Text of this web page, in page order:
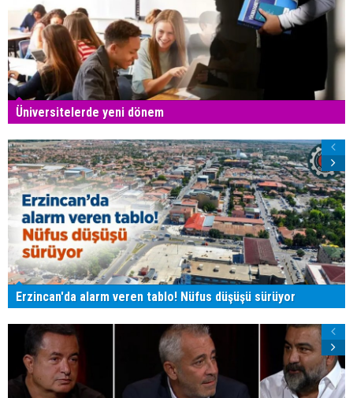
Üniversitelerde yeni dönem
Erzincan'da alarm veren tablo! Nüfus düşüşü sürüyor